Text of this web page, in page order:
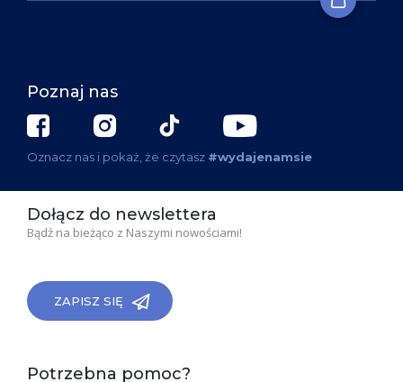
Poznaj nas
Oznacz nas i pokaż, że czytasz #wydajenamsie
Dołącz do newslettera
Bądź na bieżąco z Naszymi nowościami!
ZAPISZ SIĘ
Potrzebna pomoc?